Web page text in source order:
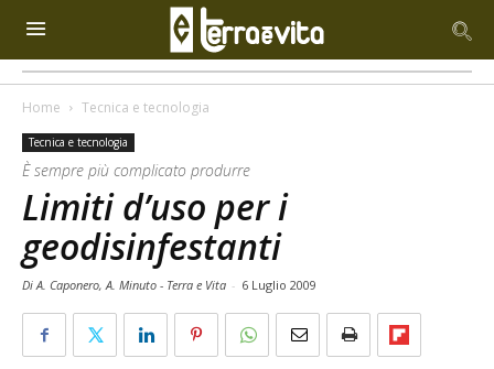
Home Tecnica e tecnologia
Tecnica e tecnologia
È sempre più complicato produrre
Limiti d’uso per i
geodisinfestanti
Di A. Caponero, A. Minuto - Terra e Vita - 6 Luglio 2009